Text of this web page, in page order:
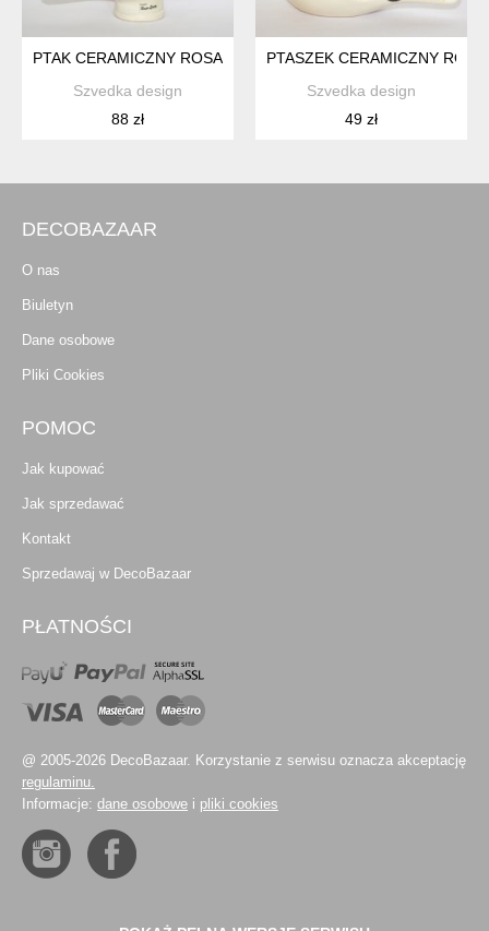
PTAK CERAMICZNY ROSA LJUNG L DUŻY
Szvedka design
88 zł
PTASZEK CERAMICZNY
Szvedka design
49 zł
DECOBAZAAR
O nas
Biuletyn
Dane osobowe
Pliki Cookies
POMOC
Jak kupować
Jak sprzedawać
Kontakt
Sprzedawaj w DecoBazaar
PŁATNOŚCI
@ 2005-2026 DecoBazaar. Korzystanie z serwisu oznacza akceptację
regulaminu.
Informacje: dane osobowe i pliki cookies